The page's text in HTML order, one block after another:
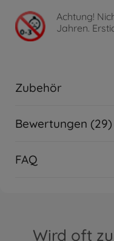
Achtung!
Jahren.
Zubehör
Bewertungen (29)
FAQ
Wird oft